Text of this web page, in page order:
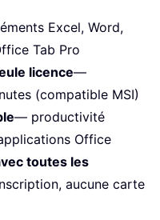
Excel, Word,
Tab Pro
licence—
(compatible MSI)
— productivité
Office
toutes les
aucune carte